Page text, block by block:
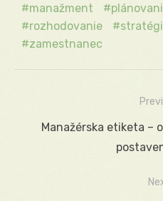
manažment
rozhodovanie
zamestnanec
Navigácia
Previous
Manažérska etiketa –